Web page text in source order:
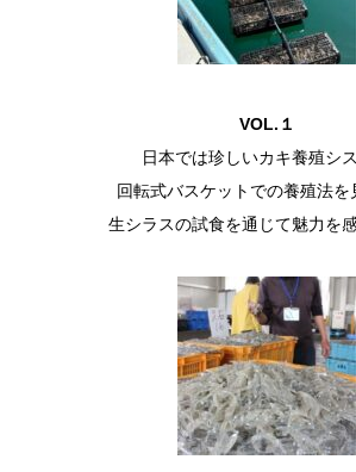
VOL.１
日本では珍しいカキ養殖シ
回転式バスケットでの養殖法を
生シラスの試食を通じて魅力を